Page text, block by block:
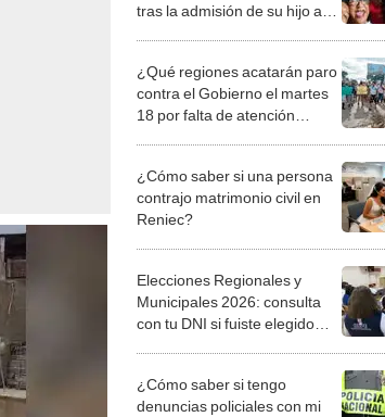
tras la admisión de su hijo a
¿Qué regiones acatarán paro
contra el Gobierno el martes
18 por falta de atención
¿Cómo saber si una persona
contrajo matrimonio civil en
Reniec?
Elecciones Regionales y
Municipales 2026: consulta
con tu DNI si fuiste elegido
la ONPE
¿Cómo saber si tengo
denuncias policiales con mi